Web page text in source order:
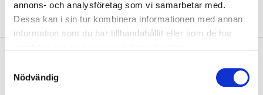
annons- och analysföretag som vi samarbetar med.
Dessa kan i sin tur kombinera informationen med annan
information som du har tillhandahållit eller som de har
Nödvändig
About the manufacturer